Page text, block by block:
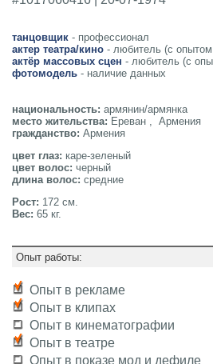
танцовщик - профессионал
актер театра/кино - любитель (с
актёр массовых сцен - любитель (с
фотомодель - наличие данных
национальность: армянин/армянка
место жительства: Ереван , Армения
гражданство: Армения
цвет глаз: каре-зеленый
цвет волос: черный
длина волос: средние
Рост: 172 см.
Вес: 65 кг.
Опыт работы:
Опыт в рекламе
Опыт в клипах
Опыт в кинематографии
Опыт в театре
Опыт в показе мод и дефиле